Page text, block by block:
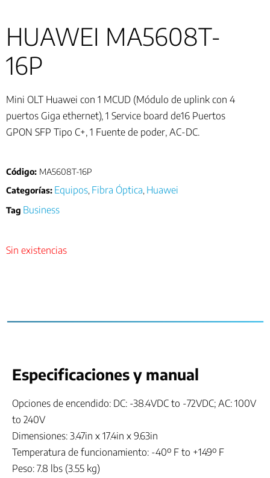
HUAWEI MA5608T-
16P
Mini OLT Huawei con 1 MCUD (Módulo de uplink con 4
puertos Giga ethernet), 1 Service board de16 Puertos
GPON SFP Tipo C+, 1 Fuente de poder, AC-DC.
Código: MA5608T-16P
Categorías: Equipos Fibra Óptica Huawei
Tag Business
Sin existencias
Especificaciones y manual
Opciones de encendido: DC: -38.4VDC to -72VDC; AC: 100V
to 240V
Dimensiones: 3.47in x 17.4in x 9.63in
Temperatura de funcionamiento: -40º F to +149º F
Peso: 7.8 lbs (3.55 kg)